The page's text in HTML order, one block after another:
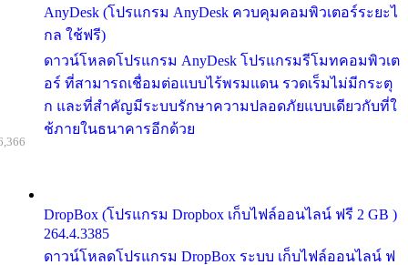
AnyDesk (โปรแกรม AnyDesk ควบคุมคอมพิวเตอร์ระยะไ
กล ใช้ฟรี)
ดาวน์โหลดโปรแกรม AnyDesk โปรแกรมรีโมทคอมพิวเต
อร์ ที่สามารถเชื่อมต่อแบบไร้พรมแดน รวดเร็มไม่มีกระตุ
ก และที่สำคัญมีระบบรักษาความปลอดภัยแบบเดียวกับที่ใ
ช้ภายในธนาคารอีกด้วย
DropBox (โปรแกรม Dropbox เก็บไฟล์ออนไลน์ ฟรี 2 GB )
264.4.3385
ดาวน์โหลดโปรแกรม DropBox ระบบ เก็บไฟล์ออนไลน์ ฟ